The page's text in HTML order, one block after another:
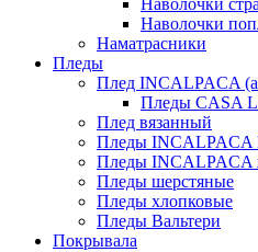
Наволочки
Наволочки
Наматрасники
Пледы
Плед INCALPACA
Пледы CASA
Плед вязанный
Пледы INCALPACA
Пледы INCALPACA
Пледы шерстяные
Пледы хлопковые
Пледы Вальтери
Покрывала